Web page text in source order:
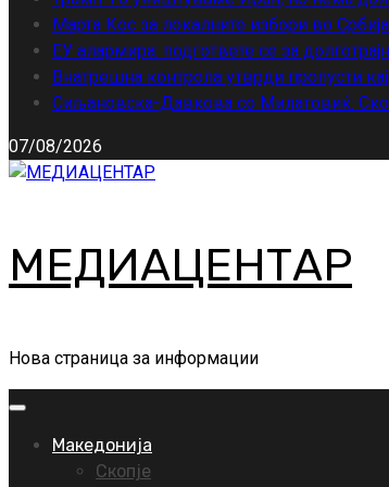
Марта Кос за локалните избори во
ЕУ алармира: подгответе се за
Внатрешна контрола утврди пропусти
Сиљановска-Давкова со Милатовиќ:
07/08/2026
МЕДИАЦЕНТАР
Нова страница за информации
Primary
Македонија
Скопје